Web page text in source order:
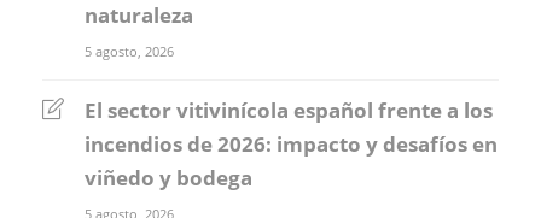
naturaleza
5 agosto, 2026
El sector vitivinícola español frente a los
incendios de 2026: impacto y desafíos en
viñedo y bodega
5 agosto, 2026